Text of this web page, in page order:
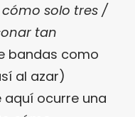
solo tres /
tan
bandas como
al azar)
aquí ocurre una